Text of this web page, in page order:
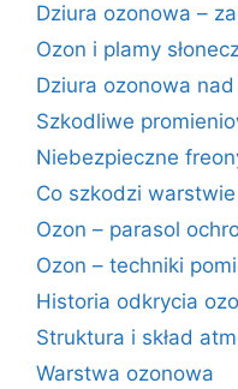
Dziura ozonowa –
Ozon i plamy
Dziura ozonowa
Szkodliwe
Niebezpieczne
Co szkodzi
Ozon – parasol
Ozon – techniki
Historia odkrycia
Struktura i skład
Warstwa ozonowa